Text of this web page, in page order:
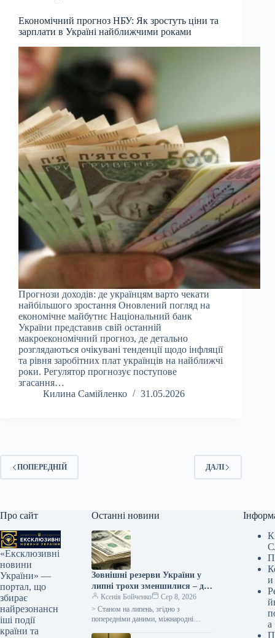
Економічний прогноз НБУ: Як зростуть ціни та
зарплати в Україні найближчими роками
Прогнози доходів: де українцям варто чекати
найбільшого зростання Оновлений погляд на
економічне майбутнє Національний банк
України представив свій останній
макроекономічний прогноз, де детально
розглядаються очікувані тенденції щодо інфляції
та рівня заробітних плат українців на найближчі
роки. Регулятор прогнозує поступове
згасання…
Килина Самійленко
31.05.2026
ПОПЕРЕДНІЙ ДАЛІ
Про сайт
«Ексклюзивні
новини
України» —
портал, що
збирає
найрезонансн
іші події
країни та
Останні новини
Зовнішні резерви України у
липні трохи зменшилися – до
51,2 мільярда доларів
Ксенія Бойченко
Сер 8, 2026
> Станом на липень, згідно з
попередніми даними, міжнародні
и
а